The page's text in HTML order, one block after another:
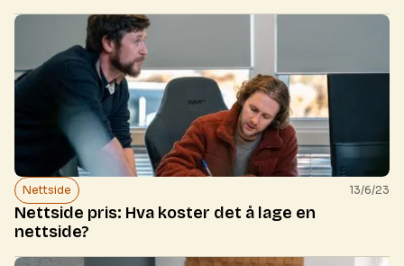
Nettside 13/6/23
Nettside pris: Hva koster det å lage en
nettside?